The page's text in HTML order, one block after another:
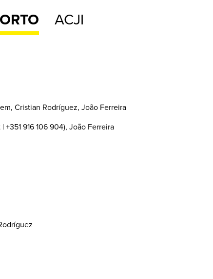
ACJI
Cristian Rodríguez, João Ferreira
916 106 904), João Ferreira